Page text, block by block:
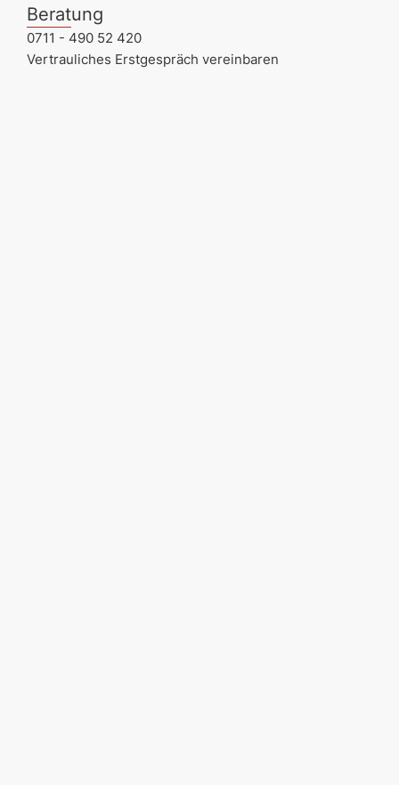
Beratung
0711 - 490 52 420
Vertrauliches Erstgespräch vereinbaren